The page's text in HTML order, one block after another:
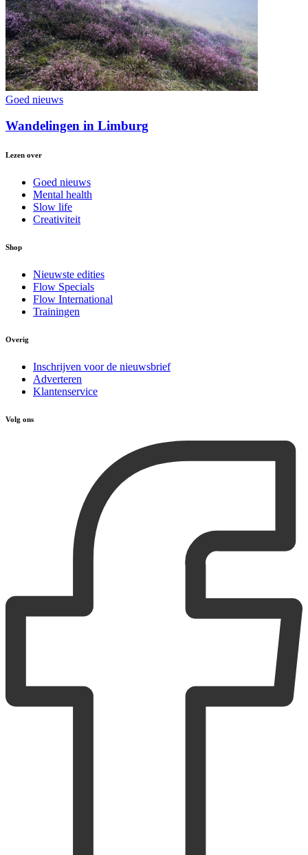
Goed nieuws
Wandelingen in Limburg
Lezen over
Goed nieuws
Mental health
Slow life
Creativiteit
Shop
Nieuwste edities
Flow Specials
Flow International
Trainingen
Overig
Inschrijven voor de nieuwsbrief
Adverteren
Klantenservice
Volg ons